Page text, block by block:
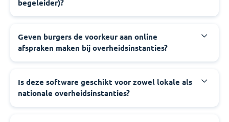
begeleider)?
‍Geven burgers de voorkeur aan online
afspraken maken bij overheidsinstanties?
‍Is deze software geschikt voor zowel lokale als
nationale overheidsinstanties?